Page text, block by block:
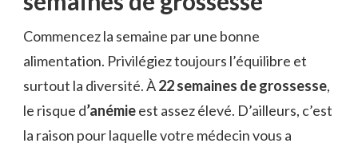
Commencez la semaine par une bonne
alimentation. Privilégiez toujours l’équilibre et
surtout la diversité. À22 semaines de grossesse,
le risque d’anémieest assez élevé. D’ailleurs, c’est
la raison pour laquelle votre médecin vous a